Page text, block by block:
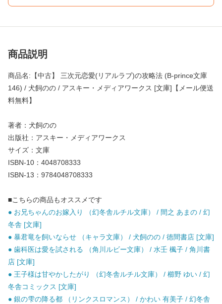
商品説明
商品名:【中古】 三次元恋愛(リアルラブ)の攻略法 (B-prince文庫
146) / 犬飼のの / アスキー・メディアワークス [文庫]【メール便送
料無料】
著者：犬飼のの
出版社：アスキー・メディアワークス
サイズ：文庫
ISBN-10：4048708333
ISBN-13：9784048708333
■こちらの商品もオススメです
● お兄ちゃんのお嫁入り （幻冬舎ルチル文庫） / 間之 あまの / 幻
冬舎 [文庫]
● 暴君竜を飼いならせ （キャラ文庫） / 犬飼のの / 徳間書店 [文庫]
● 歯科医は愛を試される （角川ルビー文庫） / 水壬 楓子 / 角川書
店 [文庫]
● 王子様は甘やかしたがり （幻冬舎ルチル文庫） / 櫛野 ゆい / 幻
冬舎コミックス [文庫]
● 銀の雫の降る都 （リンクスロマンス） / かわい 有美子 / 幻冬舎